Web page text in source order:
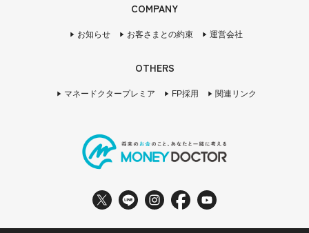
COMPANY
お知らせ お客さまとの約束 運営会社
OTHERS
マネードクタープレミア FP採用 関連リンク